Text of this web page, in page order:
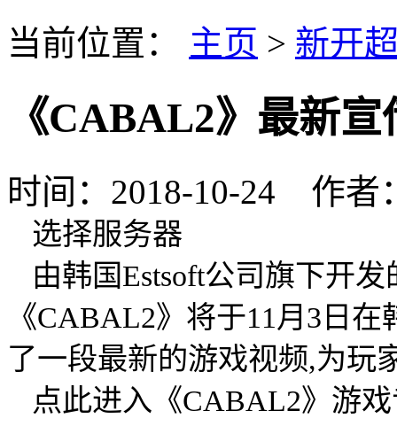
当前位置： 主页 > 新开
《CABAL2》最新
时间：2018-10-24 作
选择服务器
由韩国Estsoft公司旗下开
《CABAL2》将于11月3日
了一段最新的游戏视频,为玩
点此进入《CABAL2》游